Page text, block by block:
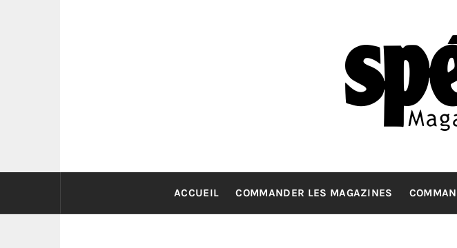
La spéléologie
ACCUEIL COMMANDER LES MAGAZINES